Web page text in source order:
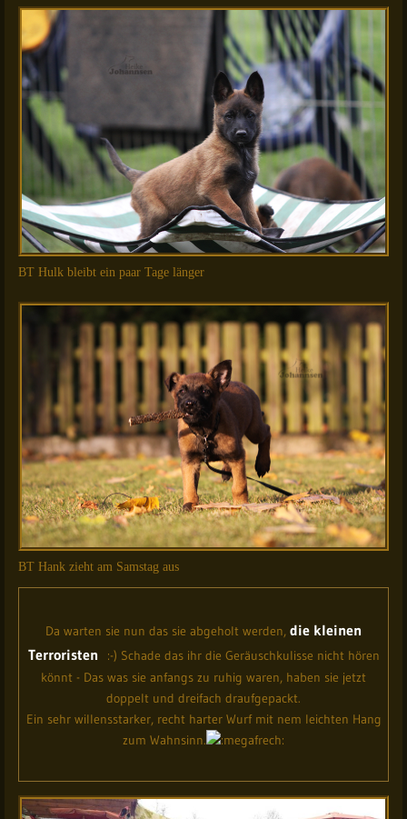
BT Hulk bleibt ein paar Tage länger
BT Hank zieht am Samstag aus
Da warten sie nun das sie abgeholt werden, die kleinen
Terroristen :-) Schade das ihr die Geräuschkulisse nicht hören
könnt - Das was sie anfangs zu ruhig waren, haben sie jetzt
doppelt und dreifach draufgepackt.
Ein sehr willensstarker, recht harter Wurf mit nem leichten Hang
zum Wahnsinn.